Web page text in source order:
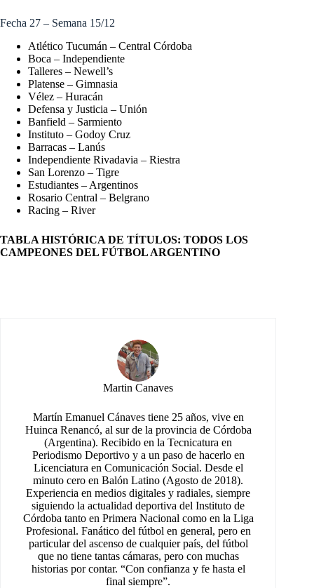
Fecha 27 – Semana 15/12
Atlético Tucumán – Central Córdoba
Boca – Independiente
Talleres – Newell’s
Platense – Gimnasia
Vélez – Huracán
Defensa y Justicia – Unión
Banfield – Sarmiento
Instituto – Godoy Cruz
Barracas – Lanús
Independiente Rivadavia – Riestra
San Lorenzo – Tigre
Estudiantes – Argentinos
Rosario Central – Belgrano
Racing – River
TABLA HISTÓRICA DE TÍTULOS: TODOS LOS
CAMPEONES DEL FÚTBOL ARGENTINO
Martin Canaves
Martín Emanuel Cánaves tiene 25 años, vive en
Huinca Renancó, al sur de la provincia de Córdoba
(Argentina). Recibido en la Tecnicatura en
Periodismo Deportivo y a un paso de hacerlo en
Licenciatura en Comunicación Social. Desde el
minuto cero en Balón Latino (Agosto de 2018).
Experiencia en medios digitales y radiales, siempre
siguiendo la actualidad deportiva del Instituto de
Córdoba tanto en Primera Nacional como en la Liga
Profesional. Fanático del fútbol en general, pero en
particular del ascenso de cualquier país, del fútbol
que no tiene tantas cámaras, pero con muchas
historias por contar. “Con confianza y fe hasta el
final siempre”.